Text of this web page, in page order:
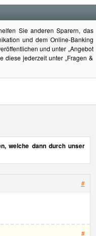
Sie anderen Sparern, das
und dem Online-Banking
und unter „Angebot
diese jederzeit unter „Fragen &
welche dann durch unser
#
#